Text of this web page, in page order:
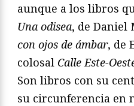
aunque a los libros
Una odisea, de Daniel
con ojos de ámbar, de
colosal Calle Este-
Son libros con su
su circunferencia en